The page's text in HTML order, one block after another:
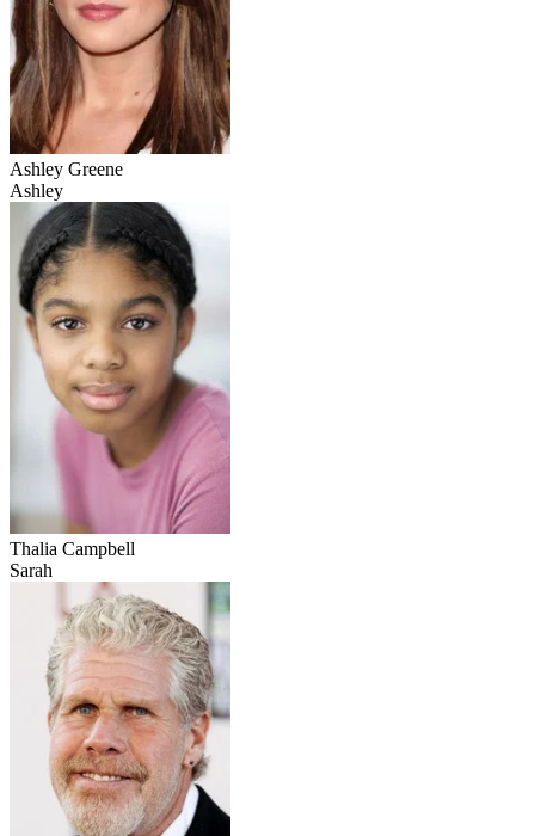
Ashley Greene
Ashley
Thalia Campbell
Sarah